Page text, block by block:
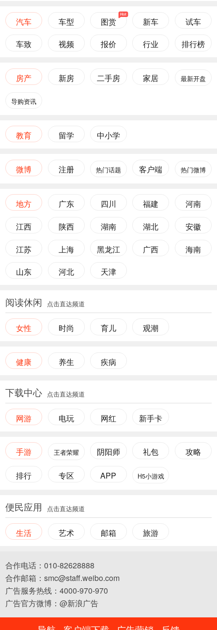
汽车 车型 图赏 新车 试车
车致 视频 报价 行业 排行榜
房产 新房 二手房 家居 最新开盘
导购资讯
教育 留学 中小学
微博 注册 热门话题 客户端 热门微博
地方 广东 四川 福建 河南
江西 陕西 湖南 湖北 安徽
江苏 上海 黑龙江 广西 海南
山东 河北 天津
阅读休闲 点击直达频道
女性 时尚 育儿 观潮
健康 养生 疾病
下载中心 点击直达频道
网游 电玩 网红 新手卡
手游 王者荣耀 阴阳师 礼包 攻略
排行 专区 APP H5小游戏
便民应用 点击直达频道
生活 艺术 邮箱 旅游
合作电话：010-82628888
合作邮箱：smc@staff.weibo.com
广告服务热线：4000-970-970
广告官方微博：@新浪广告